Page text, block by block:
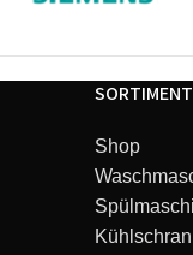
SORTIMENT
Shop